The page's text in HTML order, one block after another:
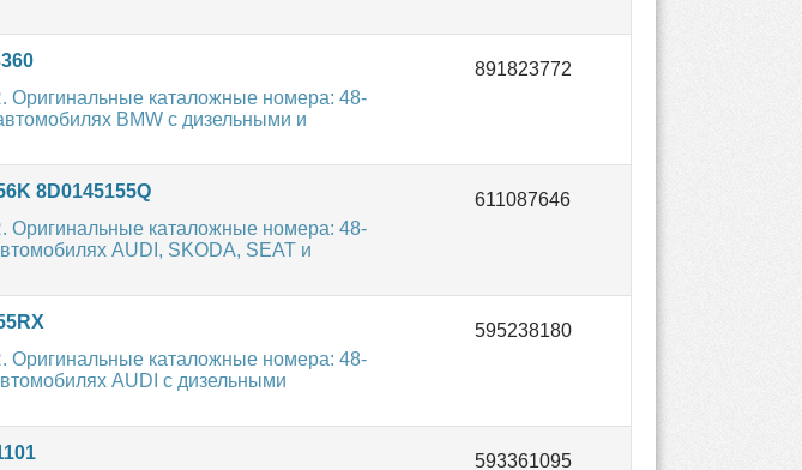
Оригинальные каталожные номера: 48-
BMW с дизельными и
8D0145155Q
Оригинальные каталожные номера: 48-
AUDI, SKODA, SEAT и
Оригинальные каталожные номера: 48-
AUDI с дизельными